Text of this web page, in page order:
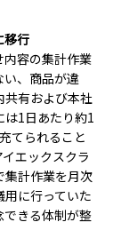
移行
容の集計作業
い、商品が違
共有および本社
は1日あたり約1
てられること
エックスクラ
集計作業を月次
に行っていた
きる体制が整